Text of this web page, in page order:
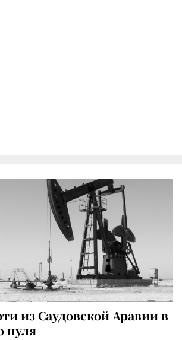
из Саудовской Аравии в
нуля